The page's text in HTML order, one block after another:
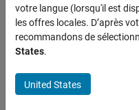
Problem
94.
Target
sorting
votre langue (lorsqu'il est
les offres locales. D’après
recommandons de
States.
United States